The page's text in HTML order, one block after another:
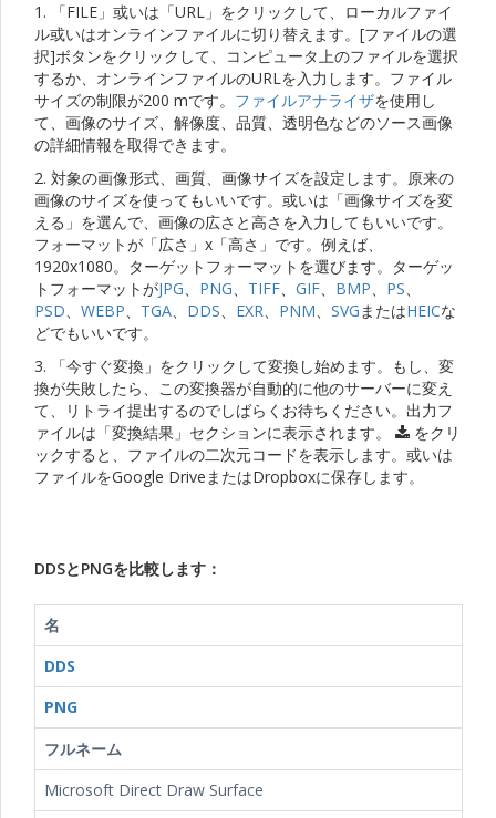
1. 「FILE」或いは「URL」をクリックして、ローカルファイ
ル或いはオンラインファイルに切り替えます。[ファイルの選
択]ボタンをクリックして、コンピュータ上のファイルを選択
するか、オンラインファイルのURLを入力します。ファイル
サイズの制限が200 mです。 ファイルアナライザを使用し
て、画像のサイズ、解像度、品質、透明色などのソース画像
の詳細情報を取得できます。
2. 対象の画像形式、画質、画像サイズを設定します。原来の
画像のサイズを使ってもいいです。或いは「画像サイズを変
える」を選んで、画像の広さと高さを入力してもいいです。
フォーマットが「広さ」x「高さ」です。例えば、
1920x1080。ターゲットフォーマットを選びます。ターゲッ
トフォーマットがJPG、 PNG、 TIFF、 GIF、 BMP、 PS、
PSD、 WEBP、 TGA、 DDS、 EXR、 PNM、 SVGまたはHEICな
どでもいいです。
3. 「今すぐ変換」をクリックして変換し始めます。もし、変
換が失敗したら、この変換器が自動的に他のサーバーに変え
て、リトライ提出するのでしばらくお待ちください。出力フ
ァイルは「変換結果」セクションに表示されます。
をクリ
ックすると、ファイルの二次元コードを表示します。或いは
ファイルをGoogle DriveまたはDropboxに保存します。
DDSとPNGを比較します：
名
DDS
PNG
フルネーム
Microsoft Direct Draw Surface